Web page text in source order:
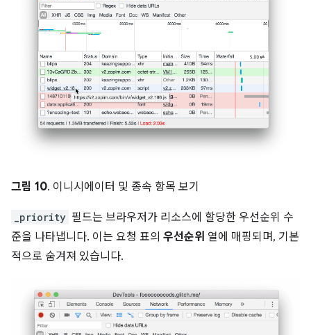
그림 10. 이니시에이터 및 종속 항목 보기
_priority 필드는 브라우저가 리소스에 할당한 우선순위 수
준을 나타냅니다. 이는 요청 표의 우선순위 열에 매핑되며, 기본
적으로 숨겨져 있습니다.